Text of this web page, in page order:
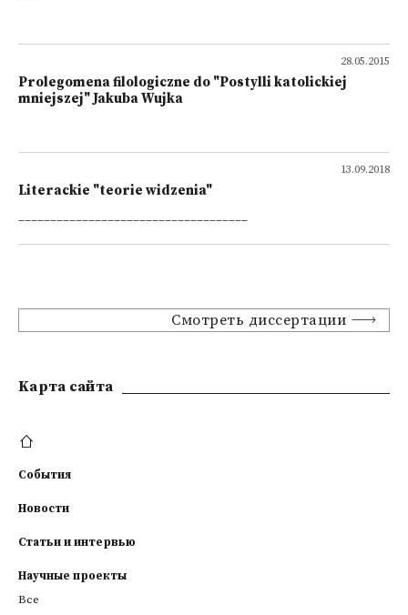
28.05.2015
Prolegomena filologiczne do "Postylli katolickiej
mniejszej" Jakuba Wujka
13.09.2018
Literackie "teorie widzenia"
____________________________________
Смотреть диссертации
Kарта сайта
События
Новости
Статьи и интервью
Научные проекты
Все